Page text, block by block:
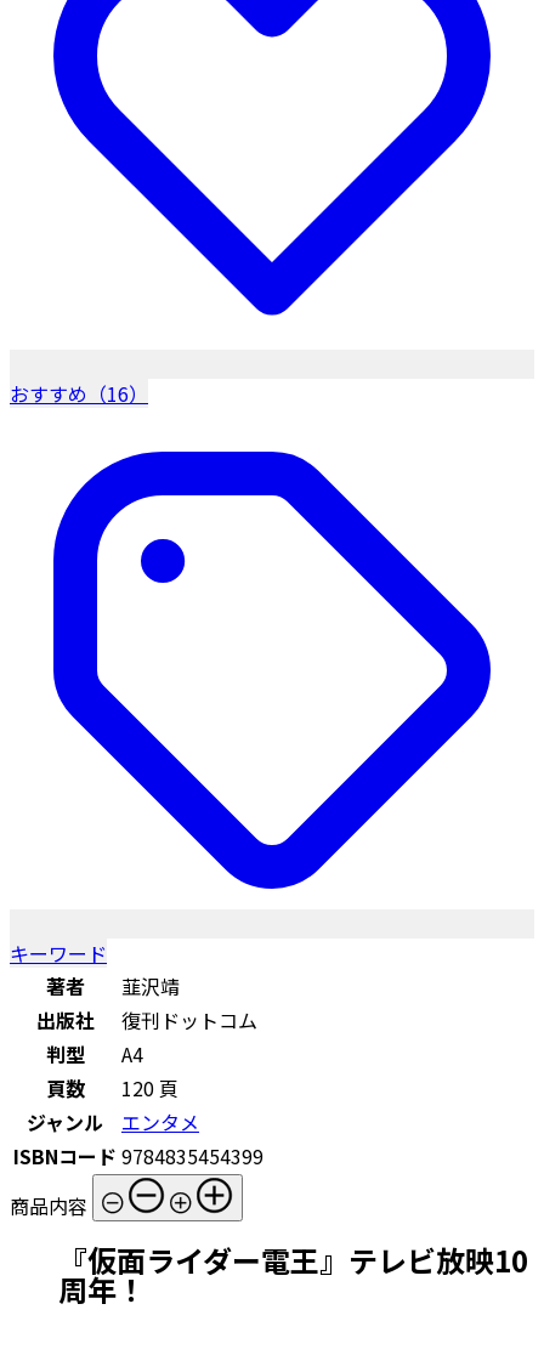
おすすめ（16）
キーワード
著者
韮沢靖
出版社
復刊ドットコム
判型
A4
頁数
120 頁
ジャンル
エンタメ
ISBNコード 9784835454399
商品内容
『仮面ライダー電王』テレビ放映10
周年！